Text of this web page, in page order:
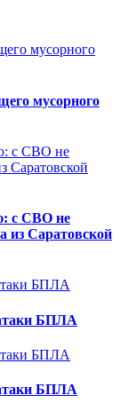
мусорного
с СВО не
из Саратовской
БПЛА
БПЛА